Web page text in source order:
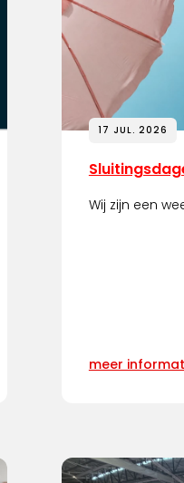
17 JUL. 2026
Wij zijn een
meer